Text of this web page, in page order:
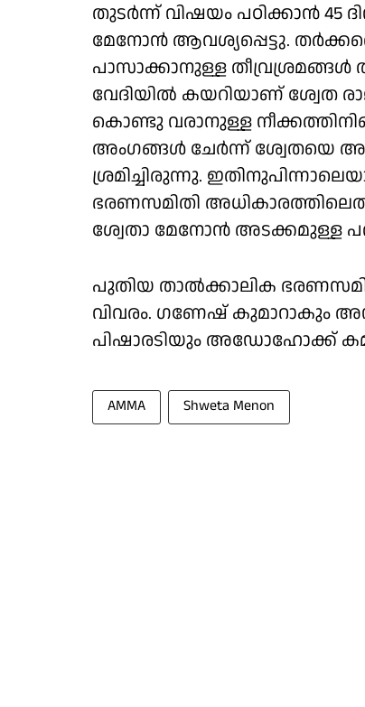
തുടർന്ന് വിഷയം പഠിക്കാൻ
മേനോൻ ആവശ്യപ്പെട്ടു.
പാസാക്കാനുള്ള തീവ്രശ്രമങ്ങൾ
വേ​ദിയിൽ കയറിയാണ് ശ്വേത
കൊണ്ടു വരാനുള്ള
അംഗങ്ങൾ ചേർന്ന് ശ്വേതയെ
ശ്രമിച്ചിരുന്നു.
ഭരണസമിതി
ശ്വേതാ മേനോൻ അടക്കമുള്ള
പുതിയ താൽക്കാലിക
വിവരം. ഗണേഷ് കുമാറാകും
പിഷാരടിയും അഡോഹോക്ക്
AMMA Shweta Menon